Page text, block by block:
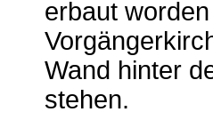
erbaut
Wand hinter
stehen.